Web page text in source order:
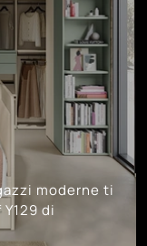
moderne ti
di